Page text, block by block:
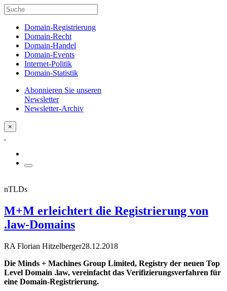
Domain-Registrierung
Domain-Recht
Domain-Handel
Domain-Events
Internet-Politik
Domain-Statistik
Abonnieren Sie unseren
Newsletter
Newsletter-Archiv
×
nTLDs
M+M erleichtert die Registrierung von
.law-Domains
RA Florian Hitzelberger28.12.2018
Die Minds + Machines Group Limited, Registry der neuen Top
Level Domain .law, vereinfacht das Verifizierungsverfahren für
eine Domain-Registrierung.